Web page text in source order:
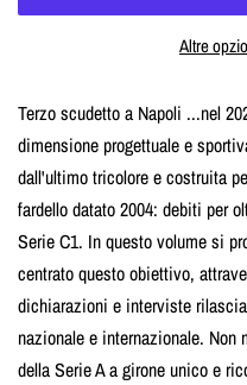
Altre
Terzo scudetto a Napoli ...nel
dimensione progettuale e
dall'ultimo tricolore e costruita
fardello datato 2004: debiti per
Serie C1. In questo volume si
centrato questo obiettivo,
dichiarazioni e interviste
nazionale e internazionale.
della Serie A a girone unico e